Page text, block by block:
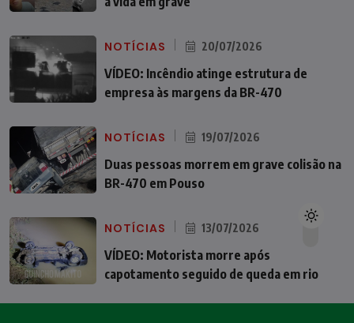
NOTÍCIAS 20/07/2026
VÍDEO: Incêndio atinge estrutura de
empresa às margens da BR-470
NOTÍCIAS 19/07/2026
Duas pessoas morrem em grave colisão na
BR-470 em Pouso
NOTÍCIAS 13/07/2026
VÍDEO: Motorista morre após
capotamento seguido de queda em rio